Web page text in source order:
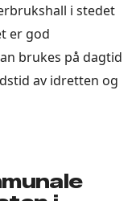
i stedet
er god
brukes på dagtid
av idretten og